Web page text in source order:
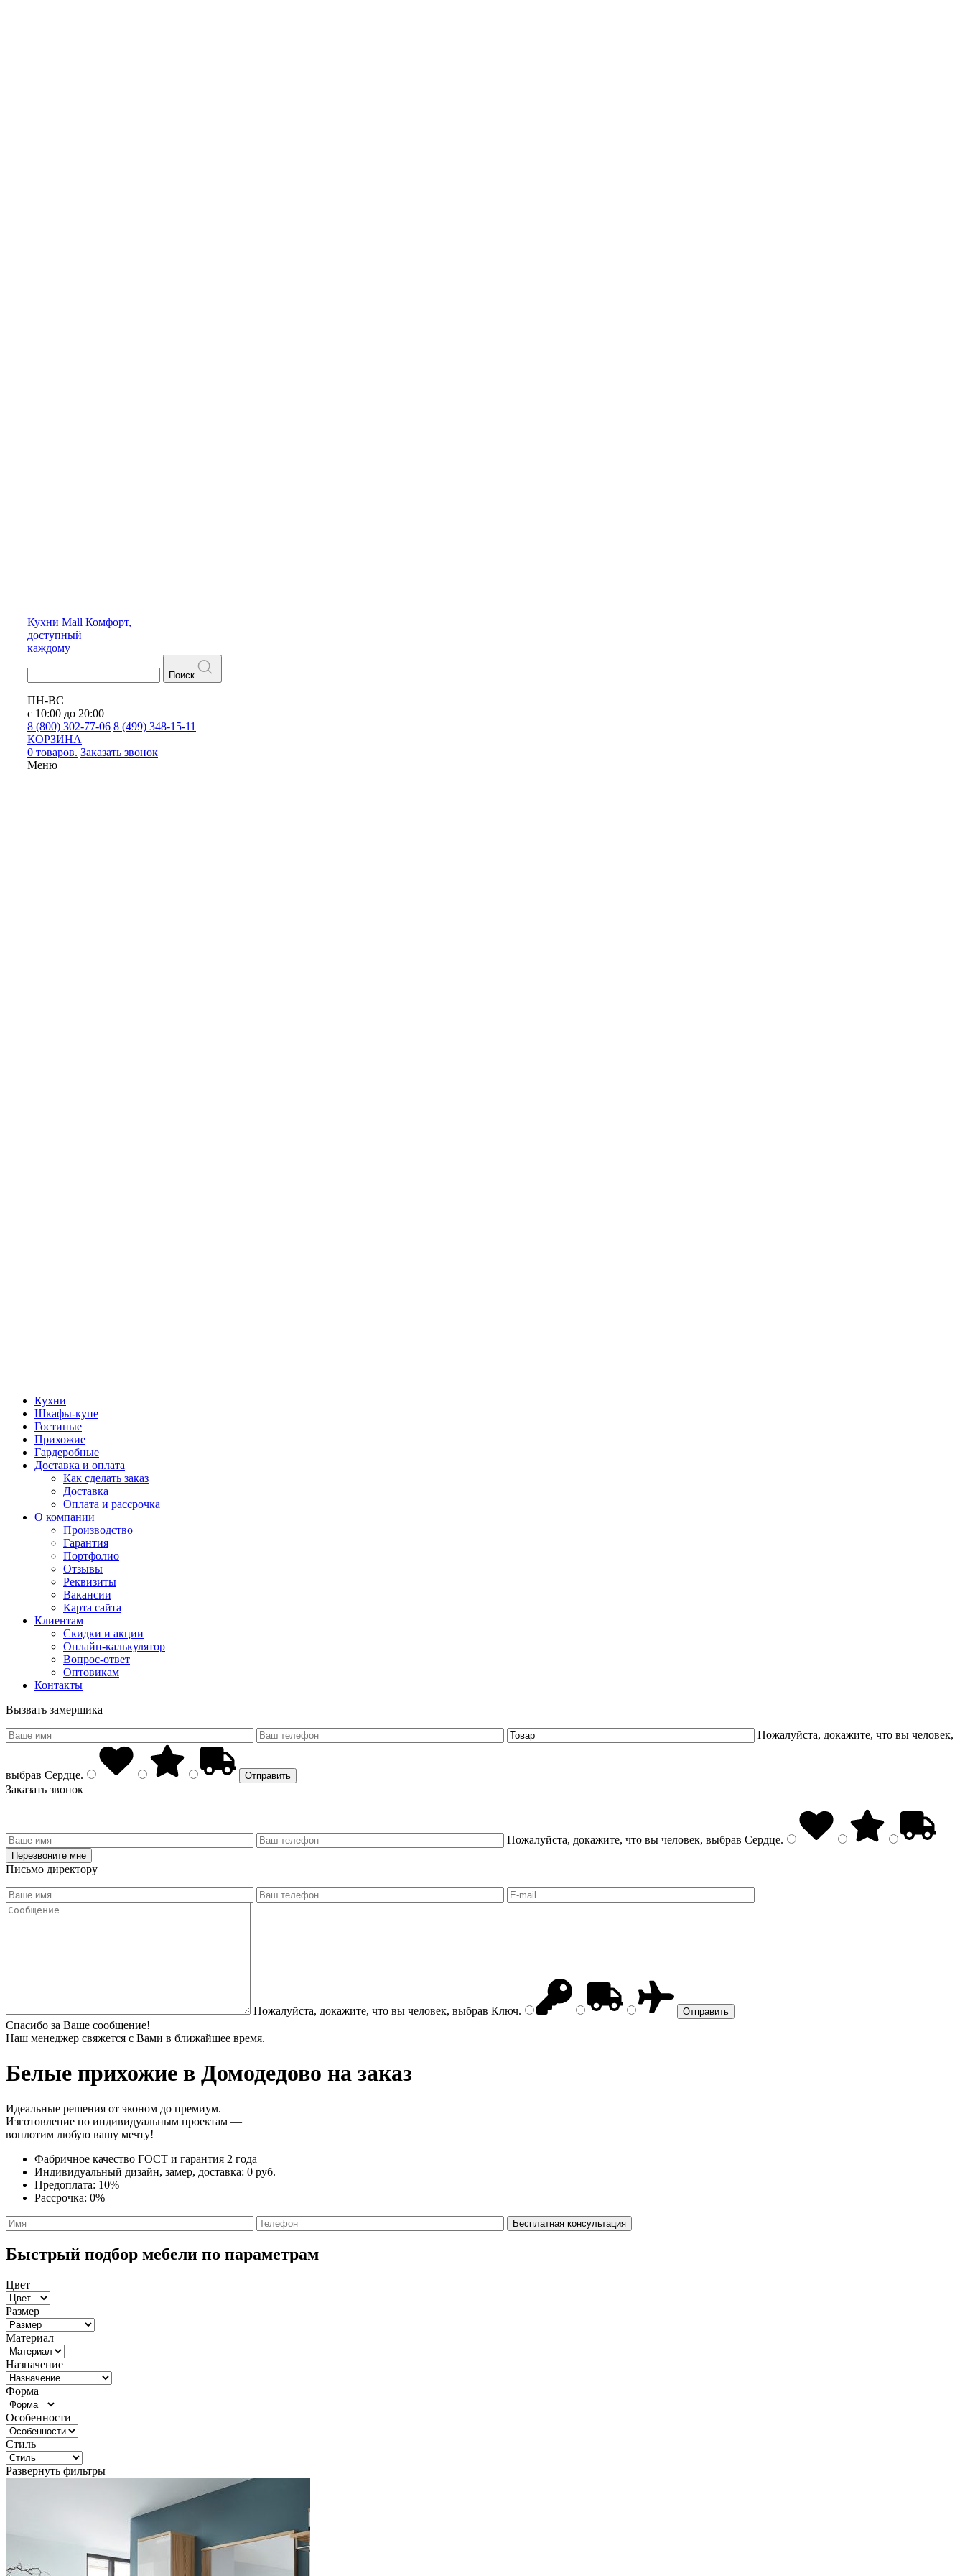
Кухни Mall Комфорт,
доступный
каждому
Поиск
ПН-ВС
с 10:00 до 20:00
8 (800) 302-77-06 8 (499) 348-15-11
КОРЗИНА
0 товаров. Заказать звонок
Меню
Кухни
Шкафы-купе
Гостиные
Прихожие
Гардеробные
Доставка и оплата
Как сделать заказ
Доставка
Оплата и рассрочка
О компании
Производство
Гарантия
Портфолио
Отзывы
Реквизиты
Вакансии
Карта сайта
Клиентам
Скидки и акции
Онлайн-калькулятор
Вопрос-ответ
Оптовикам
Контакты
Вызвать замерщика
Пожалуйста, докажите, что вы человек,
выбрав Сердце.
Заказать звонок
Пожалуйста, докажите, что вы человек, выбрав Сердце.
Письмо директору
Пожалуйста, докажите, что вы человек, выбрав Ключ.
Спасибо за Ваше сообщение!
Наш менеджер свяжется с Вами в ближайшее время.
Белые прихожие в Домодедово на заказ
Идеальные решения от эконом до премиум.
Изготовление по индивидуальным проектам —
воплотим любую вашу мечту!
Фабричное качество ГОСТ и гарантия 2 года
Индивидуальный дизайн, замер, доставка: 0 руб.
Предоплата: 10%
Рассрочка: 0%
Быстрый подбор мебели по параметрам
Цвет
Размер
Материал
Назначение
Форма
Особенности
Стиль
Развернуть фильтры